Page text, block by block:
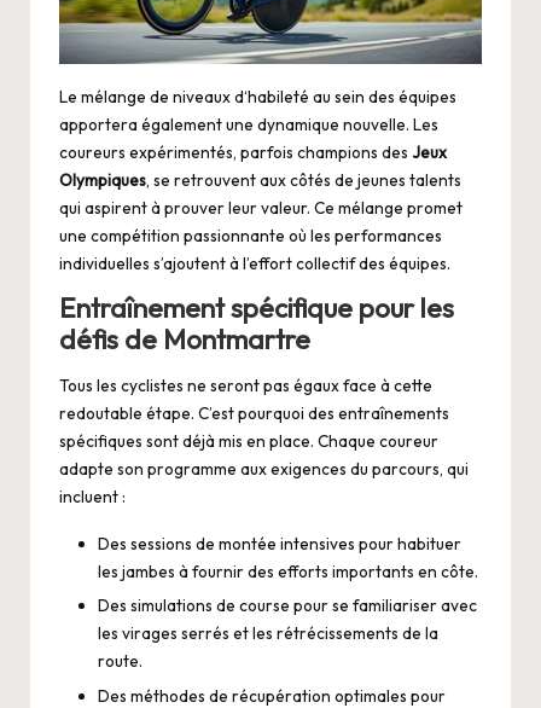
Le mélange de niveaux d‘habileté au sein des équipes
apportera également une dynamique nouvelle. Les
coureurs expérimentés, parfois champions des Jeux
Olympiques, se retrouvent aux côtés de jeunes talents
qui aspirent à prouver leur valeur. Ce mélange promet
une compétition passionnante où les performances
individuelles s’ajoutent à l’effort collectif des équipes.
Entraînement spécifique pour les
défis de Montmartre
Tous les cyclistes ne seront pas égaux face à cette
redoutable étape. C’est pourquoi des entraînements
spécifiques sont déjà mis en place. Chaque coureur
adapte son programme aux exigences du parcours, qui
incluent :
Des sessions de montée intensives pour habituer
les jambes à fournir des efforts importants en côte.
Des simulations de course pour se familiariser avec
les virages serrés et les rétrécissements de la
route.
Des méthodes de récupération optimales pour